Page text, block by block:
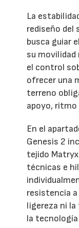
La
rediseño del
busca guiar
su
el control
ofrecer una
terreno
apoyo, ritmo
En el
Genesis 2
tejido
técnicas e
resistencia
ligereza ni la
la tecnología